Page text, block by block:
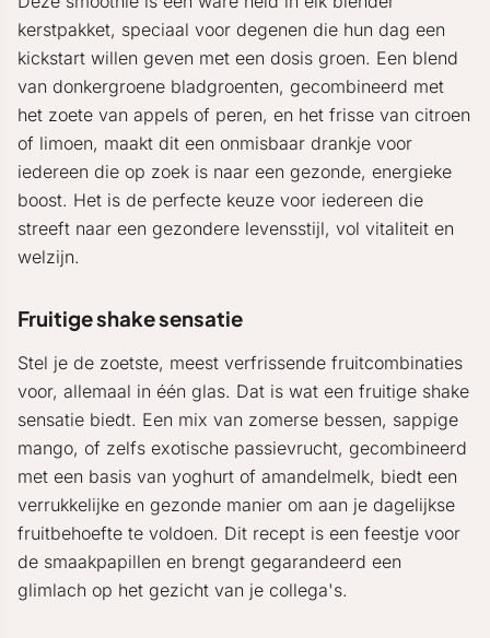
kerstpakket, speciaal voor degenen die hun dag een
kickstart willen geven met een dosis groen. Een blend
van donkergroene bladgroenten, gecombineerd met
het zoete van appels of peren, en het frisse van citroen
of limoen, maakt dit een onmisbaar drankje voor
iedereen die op zoek is naar een gezonde, energieke
boost. Het is de perfecte keuze voor iedereen die
streeft naar een gezondere levensstijl, vol vitaliteit en
welzijn.
Fruitige shake sensatie
Stel je de zoetste, meest verfrissende fruitcombinaties
voor, allemaal in één glas. Dat is wat een fruitige shake
sensatie biedt. Een mix van zomerse bessen, sappige
mango, of zelfs exotische passievrucht, gecombineerd
met een basis van yoghurt of amandelmelk, biedt een
verrukkelijke en gezonde manier om aan je dagelijkse
fruitbehoefte te voldoen. Dit recept is een feestje voor
de smaakpapillen en brengt gegarandeerd een
glimlach op het gezicht van je collega's.